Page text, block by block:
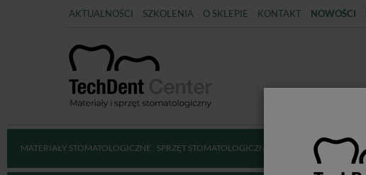
AKTUALNOŚCI SZKOLENIA O SKLEPIE KONTAKT NOWOŚCI
MATERIAŁY STOMATOLOGICZNE SPRZĘT STOMATOLOGICZNY DEZYNFEKCJA